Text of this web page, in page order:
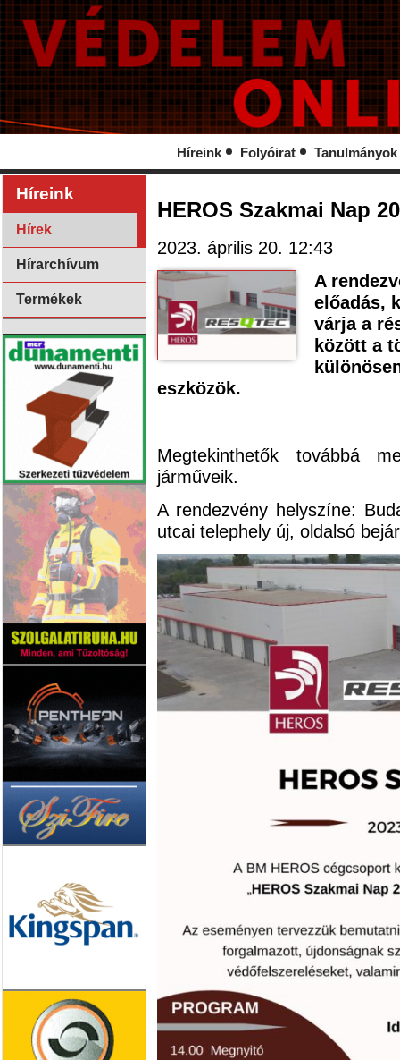
Híreink Folyóirat Tanulmányok
Híreink
Hírek
Hírarchívum
Termékek
HEROS Szakmai Nap
2023. április 20. 12:43
A
előadás,
várja a
között a
eszközök.
Megtekinthetők továbbá
járműveik.
A rendezvény helyszíne:
utcai telephely új, oldalsó